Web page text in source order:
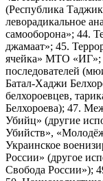
(Республика
леворадикальное
самооборона»; 44.
джамаат»; 45.
ячейка» МТО «ИГ»;
последователей
Батал-Хаджи
белхороевцев,
Белхороева); 47.
Убийц» (другие
Убийств»,
Украинское
России» (другое
Свобода России»);